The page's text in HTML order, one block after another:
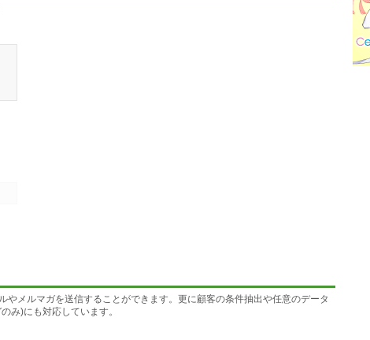
やメルマガを送信することができます。更に顧客の条件抽出や任意のデータ
み)にも対応しています。